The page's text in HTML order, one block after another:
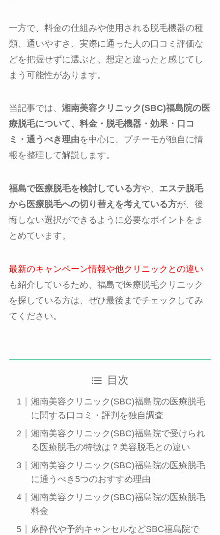
一方で、料金の仕組みや使用される脱毛機器の種
類、通いやすさ、実際に通った人の口コミ評価な
どを把握せずに選ぶと、想定と違ったと感じてし
まう可能性があります。
当記事では、 湘南美容クリニック(SBC)福島院の医
療脱毛について、料金・脱毛機器・効果・口コ
ミ・通うべき理由を中心に、プチーモが独自に情
報を整理して解説します。
福島で医療脱毛を検討している方や、 エステ脱毛
から医療脱毛への切り替えを考えている方が、後
悔しない選択ができるように必要なポイントをま
とめています。
最新のキャンペーン情報や他クリニックとの違い
も紹介しているため、福島で医療脱毛クリニック
を探している方は、ぜひ最後までチェックしてみ
てください。
目次
湘南美容クリニック(SBC)福島院の医療脱毛
に関する口コミ・評判を独自調査
湘南美容クリニック(SBC)福島院で受けられ
る医療脱毛の特徴は？美容脱毛との違い
湘南美容クリニック(SBC)福島院の医療脱毛
に通うべき5つのおすすめ理由
湘南美容クリニック(SBC)福島院の医療脱毛
料金
麻酔代や予約キャンセルなどSBC福島院で